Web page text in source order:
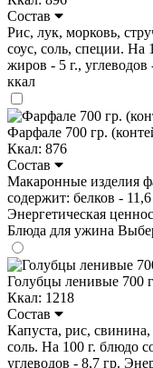
Состав
Рис, лук, морковь,
соус, соль, специи. На
жиров - 5 г., углеводов
ккал
Фарфале 700 гр.
Ккал: 876
Состав
Макаронные изделия
содержит: белков -
Энергетическая
Блюда для ужина
Голубцы ленивые 700
Ккал: 1218
Состав
Капуста, рис,
соль. На 100 г. блюдо
углеводов - 8,7 гр.